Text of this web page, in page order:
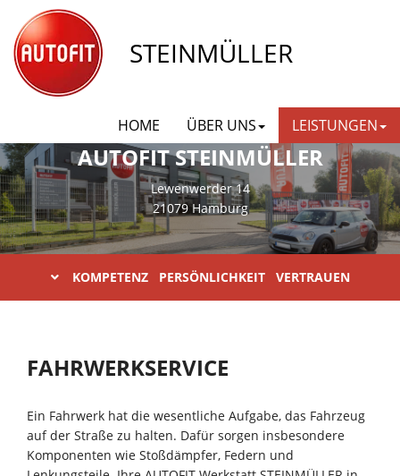
STEINMÜLLER
HOME ÜBER UNS LEISTUNGEN
AUTOFIT STEINMÜLLER
Lewenwerder 14
21079 Hamburg
KOMPETENZ PERSÖNLICHKEIT VERTRAUEN
FAHRWERKSERVICE
Ein Fahrwerk hat die wesentliche Aufgabe, das Fahrzeug
auf der Straße zu halten. Dafür sorgen insbesondere
Komponenten wie Stoßdämpfer, Federn und